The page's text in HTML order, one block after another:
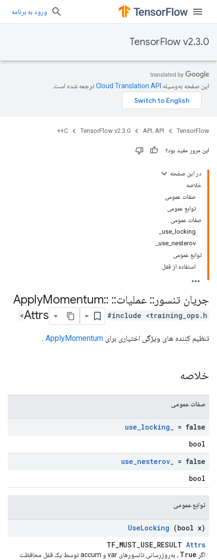
ورود به برنامه
TensorFlow v2.3.0
این صفحه به‌وسیله ترجمه شده است.
TensorFlow API، API TensorFlow v2.3.0
C++
این مرور مفید بود؟
در این صفحه
خلاصه
صفات عمومی
توابع عمومی
صفات عمومی
use_locking_
use_nesterov_
توابع عمومی
استفاده از قفل
جریان تنسور :: عملیات::
Momentum::
Attrs
#include <training_ops.h>
تنظیم کننده های ویژگی اختیاری برای ApplyMomentum
.
خلاصه
صفات عمومی
use_locking_ = false
bool
use_nesterov_ = false
bool
توابع عمومی
UseLocking (bool x)
TF_MUST_USE_RESULT Attrs
اگر True
، به‌روزرسانی تانسورهای var و accum توسط یک قفل محافظت